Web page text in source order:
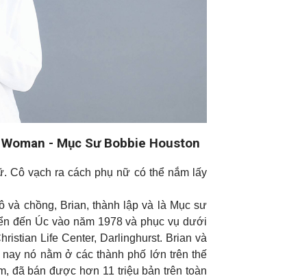
- Mục Sư Bobbie Houston
Cô vạch ra cách phụ nữ có thể nắm lấy
và chồng, Brian, thành lập và là Mục sư
đến Úc vào năm 1978 và phục vụ dưới
Life Center, Darlinghurst. Brian và
nó nằm ở các thành phố lớn trên thế
đã bán được hơn 11 triệu bản trên toàn